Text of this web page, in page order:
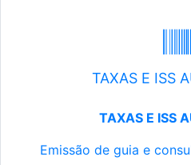
TAXAS E ISS
TAXAS E ISS
Emissão de guia e